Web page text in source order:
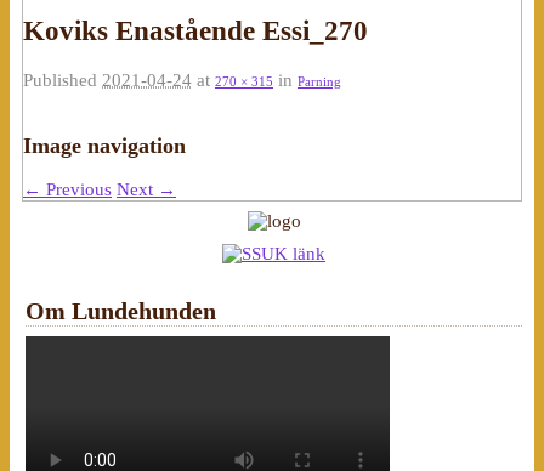
Koviks Enastående Essi_270
Published 2021-04-24 at 270 × 315 in Parning
Image navigation
← Previous Next →
Om Lundehunden